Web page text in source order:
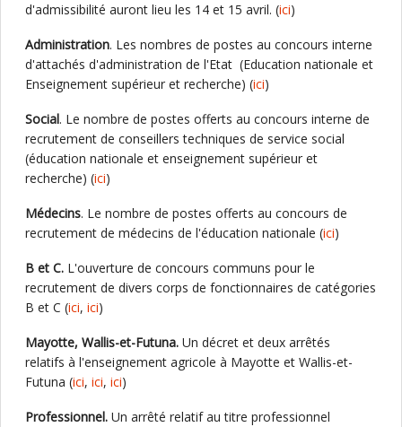
d'admissibilité auront lieu les 14 et 15 avril. (ici)
Administration. Les nombres de postes au concours interne
d'attachés d'administration de l'Etat (Education nationale et
Enseignement supérieur et recherche) (ici)
Social. Le nombre de postes offerts au concours interne de
recrutement de conseillers techniques de service social
(éducation nationale et enseignement supérieur et
recherche) (ici)
Médecins. Le nombre de postes offerts au concours de
recrutement de médecins de l'éducation nationale (ici)
B et C. L'ouverture de concours communs pour le
recrutement de divers corps de fonctionnaires de catégories
B et C (ici, ici)
Mayotte, Wallis-et-Futuna. Un décret et deux arrêtés
relatifs à l'enseignement agricole à Mayotte et Wallis-et-
Futuna (ici, ici, ici)
Professionnel. Un arrêté relatif au titre professionnel